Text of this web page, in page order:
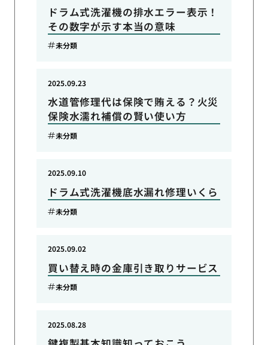
ドラム式洗濯機の排水エラー表示！
その数字が示す本当の意味
未分類
水道管修理代は保険で賄える？火災
保険水濡れ補償の賢い使い方
2025.09.23
未分類
ドラム式洗濯機底水漏れ修理いくら
2025.09.10
未分類
買い替え時の金庫引き取りサービス
2025.09.02
未分類
2025.08.28